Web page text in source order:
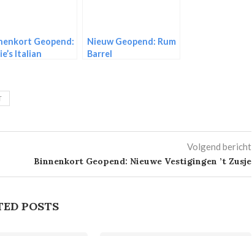
Geopend:
Italian
Nieuw Geopend: Rum
Barrel
Volgend bericht
Binnenkort Geopend: Nieuwe Vestigingen ’t Zusje
POSTS